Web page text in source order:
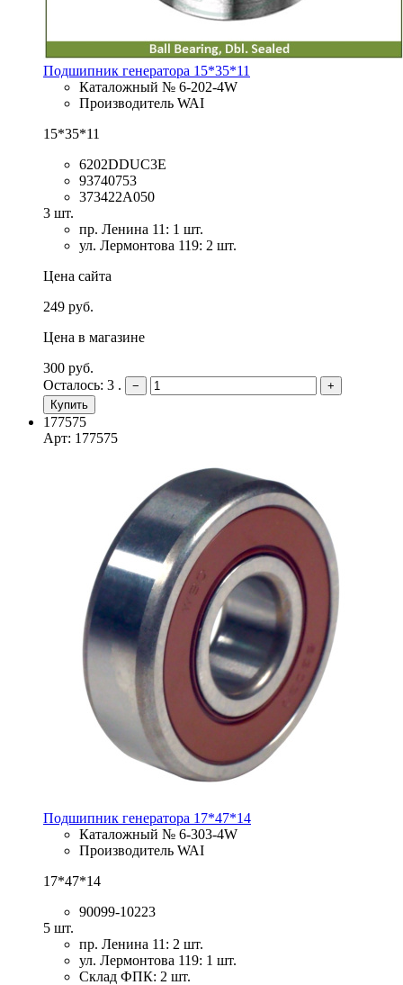
Подшипник генератора 15*35*11
Каталожный № 6-202-4W
Производитель WAI
15*35*11
6202DDUC3E
93740753
373422A050
3 шт.
пр. Ленина 11: 1 шт.
ул. Лермонтова 119: 2 шт.
Цена сайта
249 руб.
Цена в магазине
300 руб.
Осталось: 3 .
−
+
Купить
177575
Арт: 177575
Подшипник генератора 17*47*14
Каталожный № 6-303-4W
Производитель WAI
17*47*14
90099-10223
5 шт.
пр. Ленина 11: 2 шт.
ул. Лермонтова 119: 1 шт.
Склад ФПК: 2 шт.